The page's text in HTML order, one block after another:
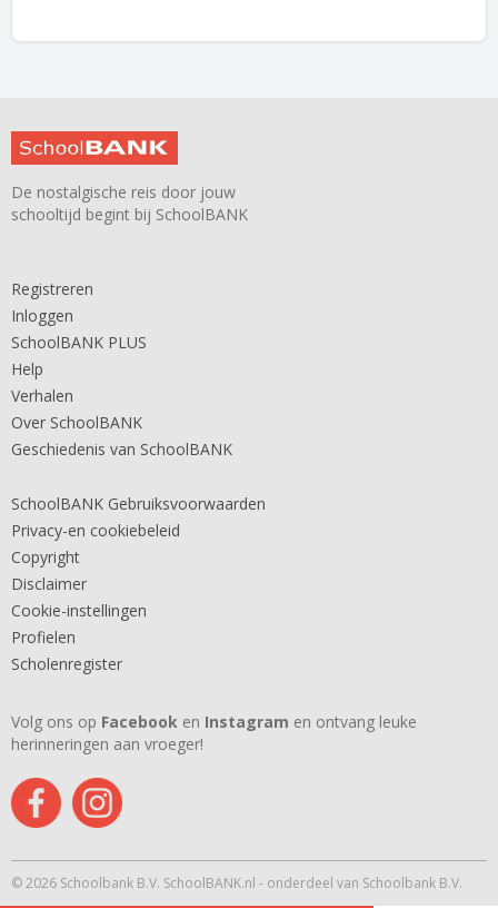
De nostalgische reis door jouw
schooltijd begint bij SchoolBANK
Registreren
Inloggen
SchoolBANK PLUS
Help
Verhalen
Over SchoolBANK
Geschiedenis van SchoolBANK
SchoolBANK Gebruiksvoorwaarden
Privacy-en cookiebeleid
Copyright
Disclaimer
Cookie-instellingen
Profielen
Scholenregister
Volg ons op Facebook en Instagram en ontvang leuke
herinneringen aan vroeger!
© 2026 Schoolbank B.V. SchoolBANK.nl - onderdeel van Schoolbank B.V.